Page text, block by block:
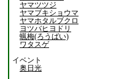
ヤマツツジ
ヤマブキショウマ
ヤマホタルブクロ
ヨツバヒヨドリ
蝋梅(ろうばい)
ワタスゲ
イベント
奥日光